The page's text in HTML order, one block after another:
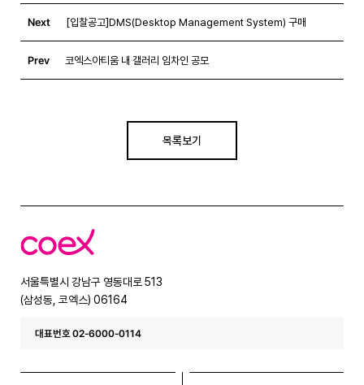
Next [입찰공고]DMS(Desktop Management System) 구매
Prev 코엑스아티움 내 갤러리 임차인 공모
목록보기
코
엑
서울특별시 강남구 영동대로 513
(삼성동, 코엑스) 06164
대표번호 02-6000-0114